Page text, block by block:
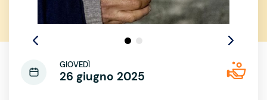
GIOVEDÌ
26 giugno 2025